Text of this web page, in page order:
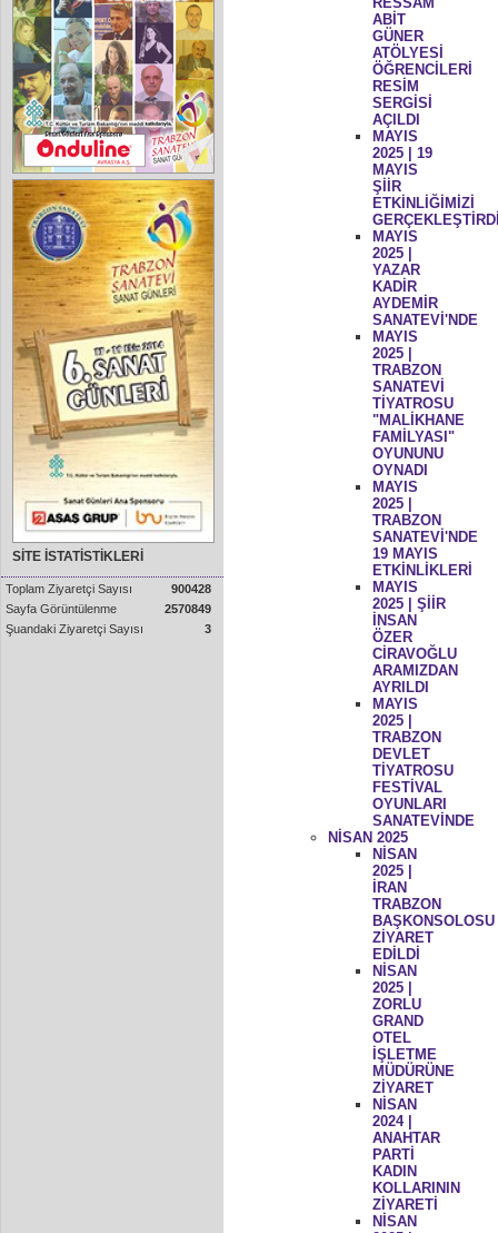
SİTE İSTATİSTİKLERİ
Toplam Ziyaretçi Sayısı
900428
Sayfa Görüntülenme
2570849
Şuandaki Ziyaretçi Sayısı
3
ABİT
GÜNER
ATÖLYESİ
ÖĞRENCİLERİ
RESİM
SERGİSİ
AÇILDI
MAYIS
2025 | 19
MAYIS
ŞİİR
ETKİNLİĞİMİZİ
MAYIS
2025 |
YAZAR
KADİR
AYDEMİR
SANATEVİ'NDE
MAYIS
2025 |
TRABZON
SANATEVİ
TİYATROSU
"MALİKHANE
FAMİLYASI"
OYUNUNU
OYNADI
MAYIS
2025 |
TRABZON
SANATEVİ'NDE
19 MAYIS
ETKİNLİKLERİ
MAYIS
2025 | ŞİİR
İNSAN
ÖZER
CİRAVOĞLU
ARAMIZDAN
AYRILDI
MAYIS
2025 |
TRABZON
DEVLET
TİYATROSU
FESTİVAL
OYUNLARI
SANATEVİNDE
NİSAN 2025
NİSAN
2025 |
İRAN
TRABZON
BAŞKONSOLOSU
ZİYARET
EDİLDİ
NİSAN
2025 |
ZORLU
GRAND
OTEL
İŞLETME
MÜDÜRÜNE
ZİYARET
NİSAN
2024 |
ANAHTAR
PARTİ
KADIN
KOLLARININ
ZİYARETİ
NİSAN